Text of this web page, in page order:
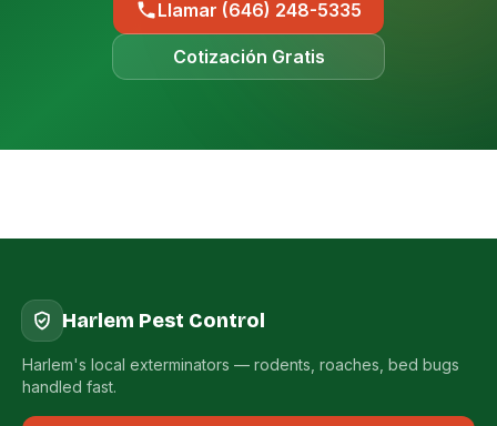
Llamar (646) 248-5335
Cotización Gratis
Harlem Pest Control
Harlem's local exterminators — rodents, roaches, bed bugs
handled fast.